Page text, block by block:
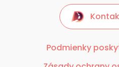
Podmienky